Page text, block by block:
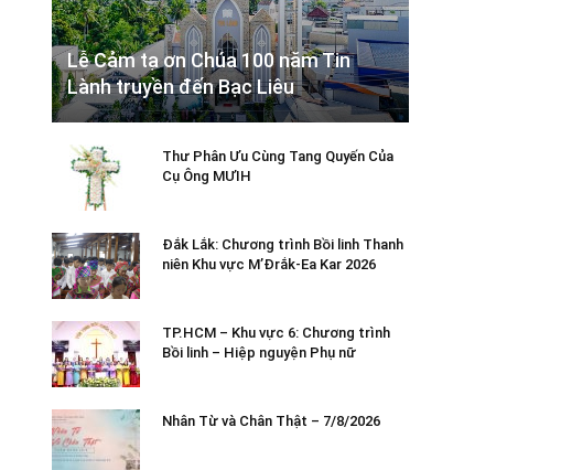
Lễ Cảm tạ ơn Chúa 100 năm Tin
Lành truyền đến Bạc Liêu
Thư Phân Ưu Cùng Tang Quyến Của
Cụ Ông MƯIH
Đắk Lắk: Chương trình Bồi linh Thanh
niên Khu vực M’Đrắk-Ea Kar 2026
TP.HCM – Khu vực 6: Chương trình
Bồi linh – Hiệp nguyện Phụ nữ
Nhân Từ và Chân Thật – 7/8/2026